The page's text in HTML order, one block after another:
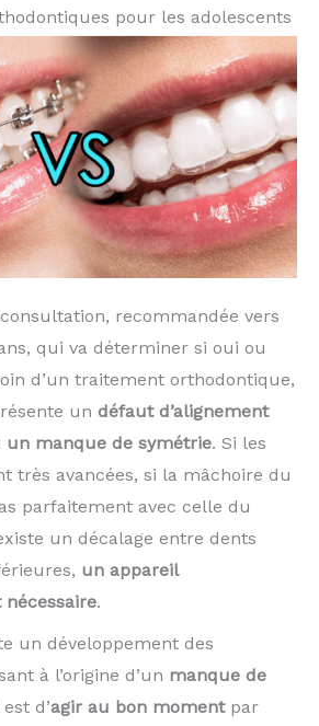
pour les adolescents
recommandée vers
qui va déterminer si oui ou
d’un traitement orthodon­tique,
un défaut d’alignement
un manque de symétrie. Si les
très avancées, si la mâchoire du
parfaitement avec celle du
un décalage entre dents
un appareil
.
un développement des
à l’origine d’un manque de
d’agir au bon momentpar